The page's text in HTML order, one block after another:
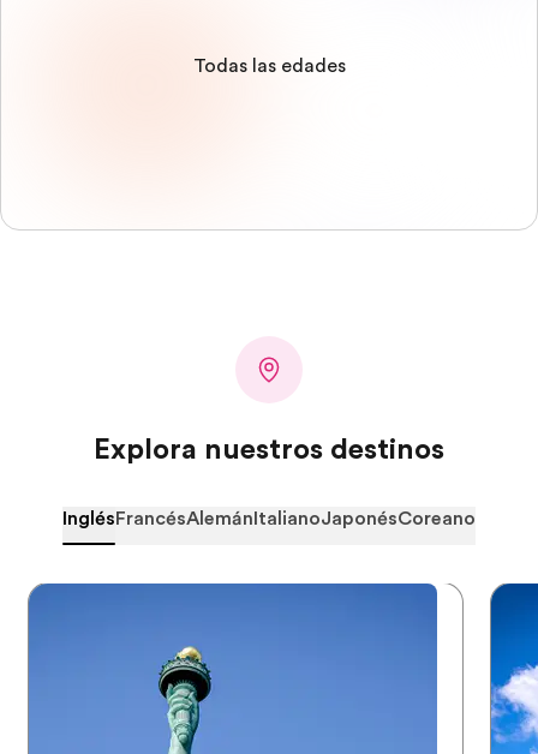
Todas las edades
Explora nuestros destinos
InglésFrancésAlemánItalianoJaponésCoreano